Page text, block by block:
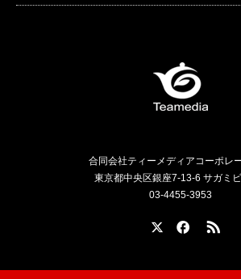
合同会社ティーメディアコーポレ
東京都中央区銀座7-13-6 サガミ
03-4455-3953